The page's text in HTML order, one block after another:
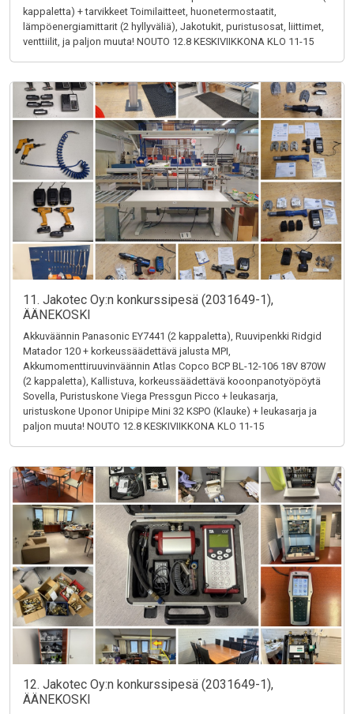
kappaletta) + tarvikkeet Toimilaitteet, huonetermostaatit,
lämpöenergiamittarit (2 hyllyväliä), Jakotukit, puristusosat, liittimet,
venttiilit, ja paljon muuta! NOUTO 12.8 KESKIVIIKKONA KLO 11-15
11. Jakotec Oy:n konkurssipesä (2031649-1),
ÄÄNEKOSKI
Akkuväännin Panasonic EY7441 (2 kappaletta), Ruuvipenkki Ridgid
Matador 120 + korkeussäädettävä jalusta MPI,
Akkumomenttiruuvinväännin Atlas Copco BCP BL-12-106 18V 870W
(2 kappaletta), Kallistuva, korkeussäädettävä kooonpanotyöpöytä
Sovella, Puristuskone Viega Pressgun Picco + leukasarja,
uristuskone Uponor Unipipe Mini 32 KSPO (Klauke) + leukasarja ja
paljon muuta! NOUTO 12.8 KESKIVIIKKONA KLO 11-15
12. Jakotec Oy:n konkurssipesä (2031649-1),
ÄÄNEKOSKI